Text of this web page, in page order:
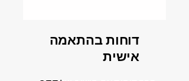
דוחות בהתאמה
אישית